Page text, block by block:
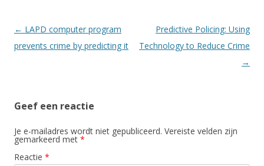
Berichtnavigatie
← LAPD computer program
prevents crime by predicting it
Predictive Policing: Using
Technology to Reduce Crime
→
Geef een reactie
Je e-mailadres wordt niet gepubliceerd. Vereiste velden zijn
gemarkeerd met *
Reactie *